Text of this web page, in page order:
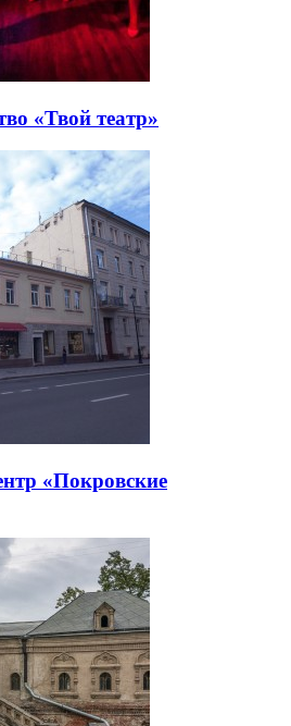
«Твой театр»
«Покровские